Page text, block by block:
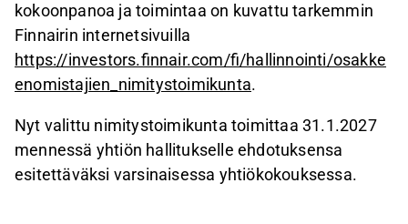
kokoonpanoa ja toimintaa on kuvattu tarkemmin
Finnairin internetsivuilla
https://investors.finnair.com/fi/hallinnointi/osakke
enomistajien_nimitystoimikunta.
Nyt valittu nimitystoimikunta toimittaa 31.1.2027
mennessä yhtiön hallitukselle ehdotuksensa
esitettäväksi varsinaisessa yhtiökokouksessa.